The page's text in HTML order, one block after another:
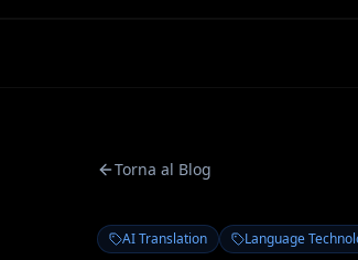
Torna al Blog
AI Translation Language